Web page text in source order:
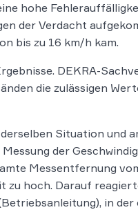
hohe
der Verdacht
bis zu 16 km/h kam.
DEKRA-
die zulässigen
Situation und
der
Messentfernung
hoch. Darauf
in